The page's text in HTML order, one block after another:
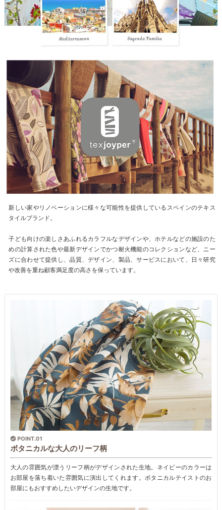
新しい家やリノベーションに様々な可能性を提供しているスペインのテキス
タイルブランド。
子ども向けの楽しさあふれるカラフルなデザインや、ホテルなどの施設のた
めの計算された色や最新デザインでかつ耐火機能のコレクションなど、ニー
ズに合わせて提供し、品質、デザイン、製品、サービスにおいて、日々研究
や改善を重ね顧客満足度の高さを保っています。
POINT.01
ボタニカルな大人のリーフ柄
大人の雰囲気が漂うリーフ柄がデザインされた生地。ネイビーのカラーは
お部屋を落ち着いた雰囲気に演出してくれます。ボタニカルテイストのお
部屋にもおすすめしたいデザインの生地です。